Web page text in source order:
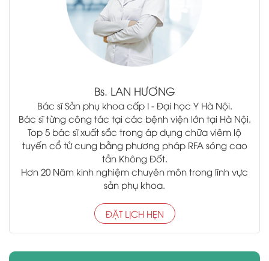
Bs. LAN HƯƠNG
Bác sĩ Sản phụ khoa cấp I - Đại học Y Hà Nội.
Bác sĩ từng công tác tại các bệnh viện lớn tại Hà Nội.
Top 5 bác sĩ xuất sắc trong áp dụng chữa viêm lộ
tuyến cổ tử cung bằng phương pháp RFA sóng cao
tần Không Đốt.
Hơn 20 Năm kinh nghiệm chuyên môn trong lĩnh vực
sản phụ khoa.
ĐẶT LỊCH HẸN